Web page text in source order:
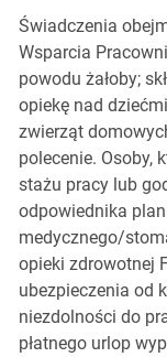
Świadczenia
Wsparcia
powodu żałoby;
opiekę nad
zwierząt
polecenie. Osoby,
stażu pracy lub
odpowiednika
medycznego/
opieki zdrowotnej
ubezpieczenia od
niezdolności do
płatnego urlop